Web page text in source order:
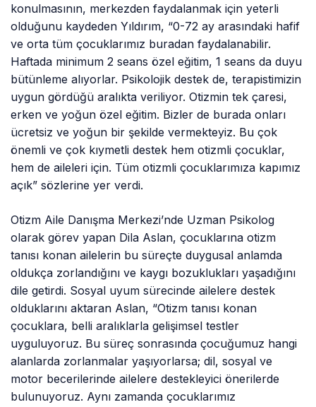
konulmasının, merkezden faydalanmak için yeterli
olduğunu kaydeden Yıldırım, “0-72 ay arasındaki hafif
ve orta tüm çocuklarımız buradan faydalanabilir.
Haftada minimum 2 seans özel eğitim, 1 seans da duyu
bütünleme alıyorlar. Psikolojik destek de, terapistimizin
uygun gördüğü aralıkta veriliyor. Otizmin tek çaresi,
erken ve yoğun özel eğitim. Bizler de burada onları
ücretsiz ve yoğun bir şekilde vermekteyiz. Bu çok
önemli ve çok kıymetli destek hem otizmli çocuklar,
hem de aileleri için. Tüm otizmli çocuklarımıza kapımız
açık” sözlerine yer verdi.
Otizm Aile Danışma Merkezi’nde Uzman Psikolog
olarak görev yapan Dila Aslan, çocuklarına otizm
tanısı konan ailelerin bu süreçte duygusal anlamda
oldukça zorlandığını ve kaygı bozuklukları yaşadığını
dile getirdi. Sosyal uyum sürecinde ailelere destek
olduklarını aktaran Aslan, “Otizm tanısı konan
çocuklara, belli aralıklarla gelişimsel testler
uyguluyoruz. Bu süreç sonrasında çocuğumuz hangi
alanlarda zorlanmalar yaşıyorlarsa; dil, sosyal ve
motor becerilerinde ailelere destekleyici önerilerde
bulunuyoruz. Aynı zamanda çocuklarımız